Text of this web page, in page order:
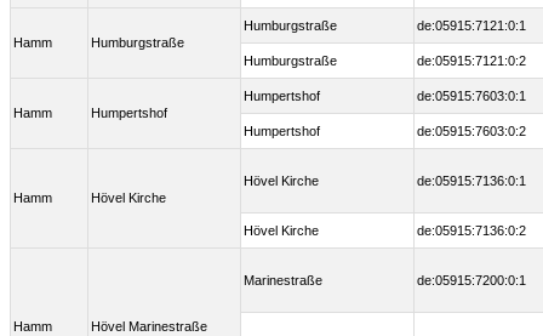
Hamm Humburgstraße
Humburgstraße de:05915:7121:0:1
Humburgstraße de:05915:7121:0:2
Hamm Humpertshof
Humpertshof de:05915:7603:0:1
Humpertshof de:05915:7603:0:2
Hamm Hövel Kirche
Hövel Kirche de:05915:7136:0:1
Hövel Kirche de:05915:7136:0:2
Hamm Hövel Marinestraße
Marinestraße de:05915:7200:0:1